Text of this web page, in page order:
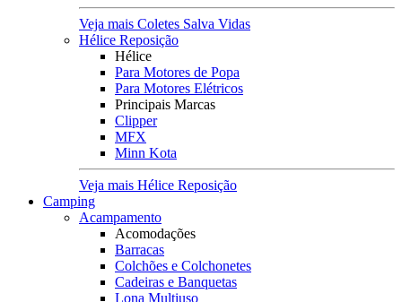
Veja mais Coletes Salva Vidas
Hélice Reposição
Hélice
Para Motores de Popa
Para Motores Elétricos
Principais Marcas
Clipper
MFX
Minn Kota
Veja mais Hélice Reposição
Camping
Acampamento
Acomodações
Barracas
Colchões e Colchonetes
Cadeiras e Banquetas
Lona Multiuso